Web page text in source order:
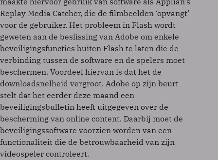
Replay Media Catcher, die de filmbeelden ‘opvangt’
voor de gebruiker. Het probleem in Flash wordt
geweten aan de beslissing van Adobe om enkele
beveiligingsfuncties buiten Flash te laten die de
verbinding tussen de software en de spelers moet
beschermen. Voordeel hiervan is dat het de
downloadsnelheid vergroot. Adobe op zijn beurt
stelt dat het eerder deze maand een
beveiligingsbulletin heeft uitgegeven over de
bescherming van online content. Daarbij moet de
beveiligingssoftware voorzien worden van een
functionaliteit die de betrouwbaarheid van zijn
videospeler controleert.